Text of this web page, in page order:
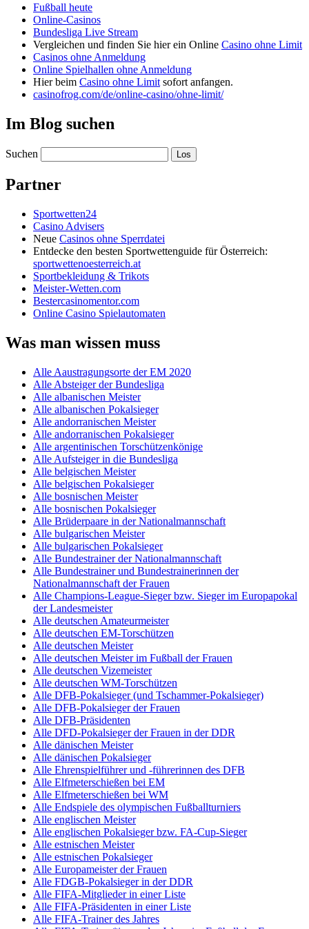
Fußball heute
Online-Casinos
Bundesliga Live Stream
Vergleichen und finden Sie hier ein Online Casino ohne Limit
Casinos ohne Anmeldung
Online Spielhallen ohne Anmeldung
Hier beim Casino ohne Limit sofort anfangen.
casinofrog.com/de/online-casino/ohne-limit/
Im Blog suchen
Suchen
Partner
Sportwetten24
Casino Advisers
Neue Casinos ohne Sperrdatei
Entdecke den besten Sportwettenguide für Österreich:
sportwettenoesterreich.at
Sportbekleidung & Trikots
Meister-Wetten.com
Bestercasinomentor.com
Online Casino Spielautomaten
Was man wissen muss
Alle Aaustragungsorte der EM 2020
Alle Absteiger der Bundesliga
Alle albanischen Meister
Alle albanischen Pokalsieger
Alle andorranischen Meister
Alle andorranischen Pokalsieger
Alle argentinischen Torschützenkönige
Alle Aufsteiger in die Bundesliga
Alle belgischen Meister
Alle belgischen Pokalsieger
Alle bosnischen Meister
Alle bosnischen Pokalsieger
Alle Brüderpaare in der Nationalmannschaft
Alle bulgarischen Meister
Alle bulgarischen Pokalsieger
Alle Bundestrainer der Nationalmannschaft
Alle Bundestrainer und Bundestrainerinnen der
Nationalmannschaft der Frauen
Alle Champions-League-Sieger bzw. Sieger im Europapokal
der Landesmeister
Alle deutschen Amateurmeister
Alle deutschen EM-Torschützen
Alle deutschen Meister
Alle deutschen Meister im Fußball der Frauen
Alle deutschen Vizemeister
Alle deutschen WM-Torschützen
Alle DFB-Pokalsieger (und Tschammer-Pokalsieger)
Alle DFB-Pokalsieger der Frauen
Alle DFB-Präsidenten
Alle DFD-Pokalsieger der Frauen in der DDR
Alle dänischen Meister
Alle dänischen Pokalsieger
Alle Ehrenspielführer und -führerinnen des DFB
Alle Elfmeterschießen bei EM
Alle Elfmeterschießen bei WM
Alle Endspiele des olympischen Fußballturniers
Alle englischen Meister
Alle englischen Pokalsieger bzw. FA-Cup-Sieger
Alle estnischen Meister
Alle estnischen Pokalsieger
Alle Europameister der Frauen
Alle FDGB-Pokalsieger in der DDR
Alle FIFA-Mitglieder in einer Liste
Alle FIFA-Präsidenten in einer Liste
Alle FIFA-Trainer des Jahres